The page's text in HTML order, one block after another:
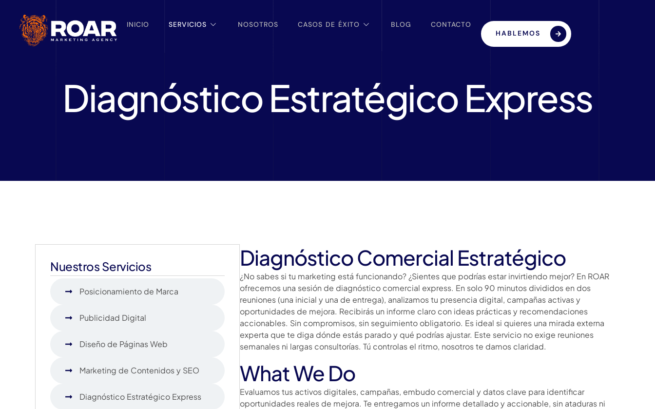
INICIO SERVICIOS NOSOTROS CASOS DE ÉXITO BLOG
CONTACTO
HABLEMOS
Diagnóstico Estratégico Express
Nuestros Servicios
Posicionamiento de Marca
Publicidad Digital
Diseño de Páginas Web
Marketing de Contenidos y SEO
Diagnóstico Estratégico Express
Diagnóstico Comercial Estratégico
¿No sabes si tu marketing está funcionando? ¿Sientes que podrías estar invirtiendo mejor? En ROAR
ofrecemos una sesión de diagnóstico comercial express. En solo 90 minutos divididos en dos
reuniones (una inicial y una de entrega), analizamos tu presencia digital, campañas activas y
oportunidades de mejora. Recibirás un informe claro con ideas prácticas y recomendaciones
accionables. Sin compromisos, sin seguimiento obligatorio. Es ideal si quieres una mirada externa
experta que te diga dónde estás parado y qué podrías ajustar. Este servicio no exige reuniones
semanales ni largas consultorías. Tú controlas el ritmo, nosotros te damos claridad.
What We Do
Evaluamos tus activos digitales, campañas, embudo comercial y datos clave para identificar
oportunidades reales de mejora. Te entregamos un informe detallado y accionable, sin ataduras ni